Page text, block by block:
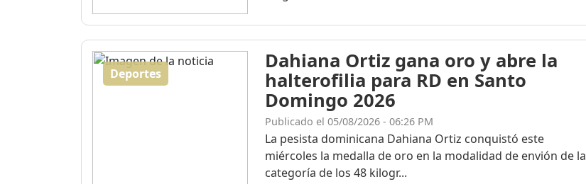
Deportes
Dahiana Ortiz gana oro y abre la
halterofilia para RD en Santo
Domingo 2026
Publicado el 05/08/2026 - 06:26 PM
La pesista dominicana Dahiana Ortiz conquistó este
miércoles la medalla de oro en la modalidad de envión de la
categoría de los 48 kilogr...